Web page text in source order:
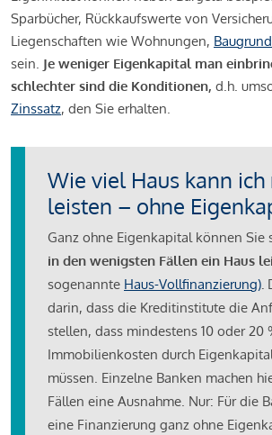
Sparbücher, Rückkaufswerte von
Liegenschaften wie Wohnungen,
sein. Je weniger Eigenkapital man
schlechter sind die Konditionen, d.h.
Zinssatz, den Sie erhalten.
Wie viel Haus kann
leisten – ohne
Ganz ohne Eigenkapital können Sie
in den wenigsten Fällen ein Haus
sogenannte Haus-Vollfinanzierung).
darin, dass die Kreditinstitute die
stellen, dass mindestens 10 oder 20
Immobilienkosten durch
müssen. Einzelne Banken machen
Fällen eine Ausnahme. Nur: Für die
eine Finanzierung ganz ohne